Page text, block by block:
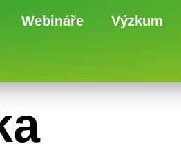
Webináře Výzkum